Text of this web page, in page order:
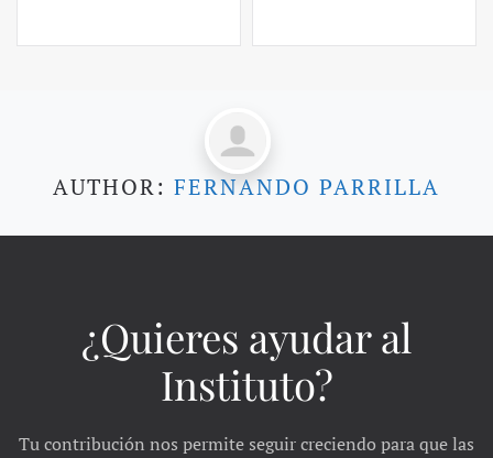
AUTHOR: FERNANDO PARRILLA
¿Quieres ayudar al
Instituto?
Tu contribución nos permite seguir creciendo para que las